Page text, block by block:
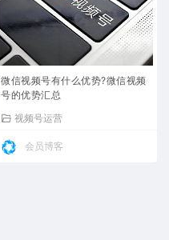
微信视频号有什么优势?微信视频
号的优势汇总
视频号运营
会员博客